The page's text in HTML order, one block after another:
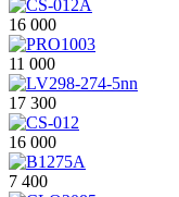
16 000
11 000
17 300
16 000
7 400